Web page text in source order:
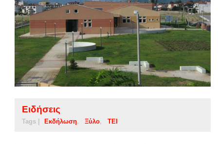
Ειδήσεις
Tags | Εκδήλωση Ξύλο ΤΕΙ